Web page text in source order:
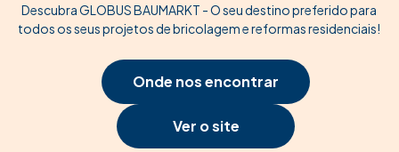
Descubra GLOBUS BAUMARKT - O seu destino preferido para
todos os seus projetos de bricolagem e reformas residenciais!
Onde nos encontrar
Ver o site